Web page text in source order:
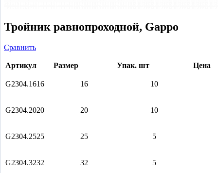
Тройник равнопроходной, Gappo
Сравнить
Артикул Размер Упак. шт Цена
G2304.1616 16 10
G2304.2020 20 10
G2304.2525 25 5
G2304.3232 32 5